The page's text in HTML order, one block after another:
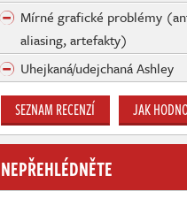
Mírné grafické problémy
aliasing, artefakty)
Uhejkaná/udejchaná Ashley
SEZNAM RECENZÍ JAK
NEPŘEHLÉDNĚTE